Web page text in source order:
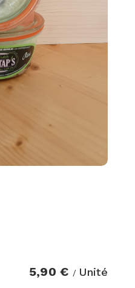
5,90 € / Unité